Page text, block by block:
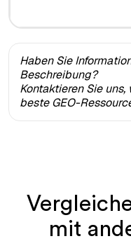
Haben Sie
Beschreibung?
Kontaktieren Sie
beste GEO-
mit